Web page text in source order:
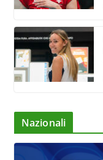
Nazionali